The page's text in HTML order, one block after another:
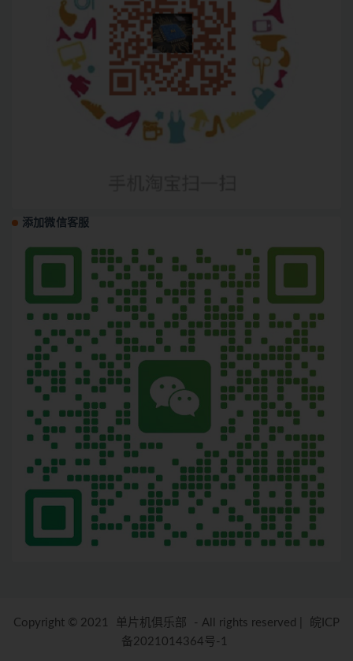
添加微信客服
Copyright © 2021 单片机俱乐部 - All rights reserved
皖ICP
备2021014364号-1